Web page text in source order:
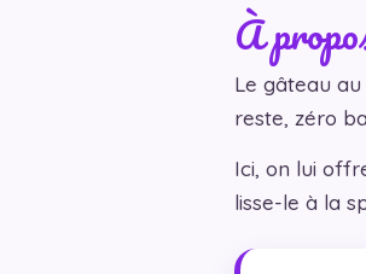
À
Le gâteau
reste, zéro
Ici, on lui
lisse-le à la